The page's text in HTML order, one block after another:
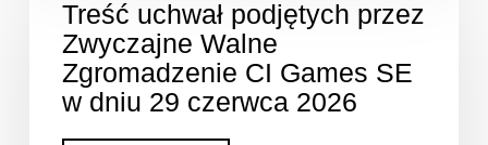
Treść uchwał podjętych przez
Zwyczajne Walne
Zgromadzenie CI Games SE
w dniu 29 czerwca 2026